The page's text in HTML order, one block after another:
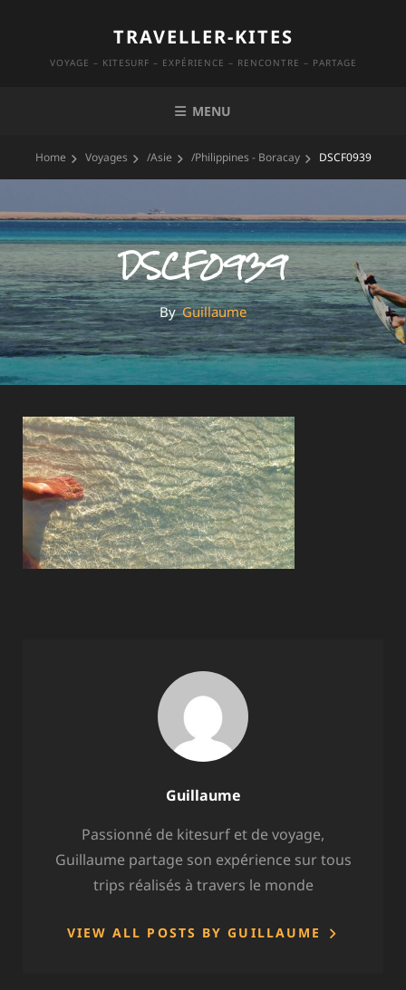
content
TRAVELLER-KITES
VOYAGE – KITESURF – EXPÉRIENCE – RENCONTRE – PARTAGE
MENU
Home Voyages /Asie /Philippines - Boracay DSCF0939
DSCF0939
By
By Guillaume
Author:
Guillaume
Passionné de kitesurf et de voyage,
Guillaume partage son expérience sur tous
trips réalisés à travers le monde
VIEW ALL POSTS BY GUILLAUME